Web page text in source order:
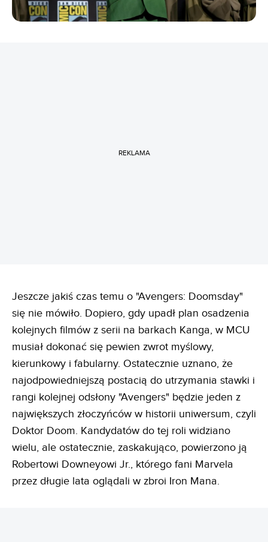
REKLAMA
Jeszcze jakiś czas temu o "Avengers: Doomsday"
się nie mówiło. Dopiero, gdy upadł plan osadzenia
kolejnych filmów z serii na barkach Kanga, w MCU
musiał dokonać się pewien zwrot myślowy,
kierunkowy i fabularny. Ostatecznie uznano, że
najodpowiedniejszą postacią do utrzymania stawki i
rangi kolejnej odsłony "Avengers" będzie jeden z
największych złoczyńców w historii uniwersum, czyli
Doktor Doom. Kandydatów do tej roli widziano
wielu, ale ostatecznie, zaskakująco, powierzono ją
Robertowi Downeyowi Jr., którego fani Marvela
przez długie lata oglądali w zbroi Iron Mana.